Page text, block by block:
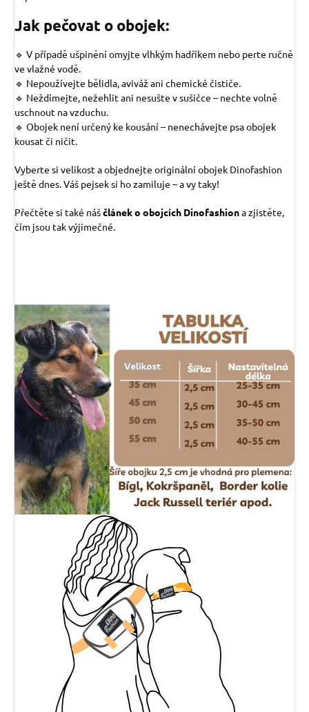
Jak pečovat o obojek:
🔹 V případě ušpinění omyjte vlhkým hadříkem nebo perte ručně
ve vlažné vodě.
🔹 Nepoužívejte bělidla, aviváž ani chemické čističe.
🔹 Neždímejte, nežehlit ani nesušte v sušičce – nechte volně
uschnout na vzduchu.
🔹 Obojek není určený ke kousání – nenechávejte psa obojek
kousat či ničit.
Vyberte si velikost a objednejte originální obojek Dinofashion
ještě dnes. Váš pejsek si ho zamiluje – a vy taky!
Přečtěte si také náščlánek o obojcích Dinofashiona zjistěte,
čím jsou tak výjimečné.